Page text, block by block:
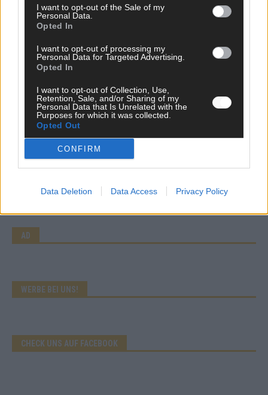
I want to opt-out of the Sale of my
Personal Data.
Opted In
I want to opt-out of processing my
Personal Data for Targeted Advertising.
Opted In
I want to opt-out of Collection, Use,
Retention, Sale, and/or Sharing of my
Personal Data that Is Unrelated with the
Purposes for which it was collected.
Opted Out
CONFIRM
Data Deletion Data Access Privacy Policy
ESC-Halbfinale 2: Das sagen die Wettquoten – vier sicher,
sechs zittern, einer chancenlos!
Mai 2026
KOMMENTAR
Wer zahlt, steht im Finale – ist das beim ESC wirklich fair?
Mai 2026
EXTRA
Eurovision Song Contest 2026: Das erste Halbfinale – der
Mai 2026
AD
WERBE BEI UNS!
CHECK UNS AUF FACEBOOK